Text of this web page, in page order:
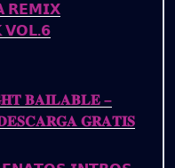
𝗥𝗘𝗠𝗜𝗫
𝗩𝗢𝗟.𝟲
𝐁𝐀𝐈𝐋𝐀𝐁𝐋𝐄 –
𝐆𝐑𝐀𝐓𝐈𝐒